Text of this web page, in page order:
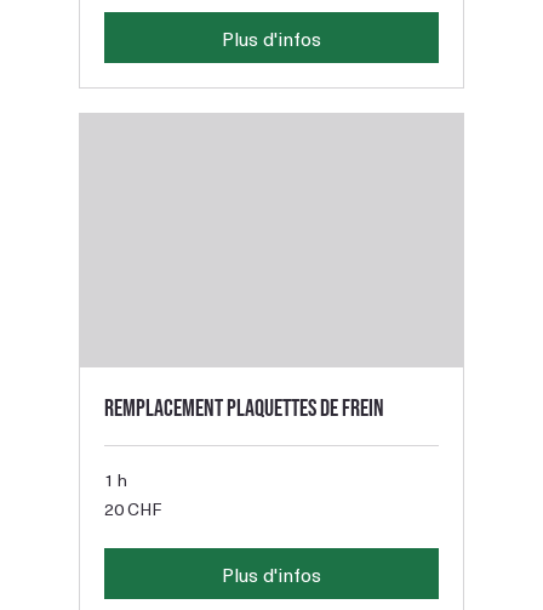
Plus d'infos
Remplacement plaquettes de frein
1 h
francs
20 CHF
Plus d'infos